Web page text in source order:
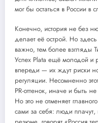
мог бы остаться в России в
Конечно, история не без
делает её острой. Но
важно, тем более взгляды
Успех Plata ещё молодой и
впереди — их ждут риски
регуляции. Несомненно
PR-оттенок, иначе и быть
Но это не отменяет
сами за себя: люди